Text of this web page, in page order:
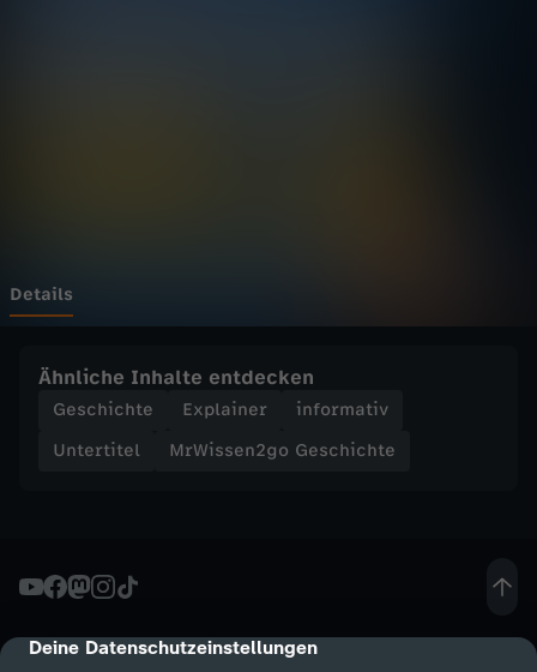
cmp-dialog-description
Deine Datenschutzeinstellungen
e
c
c
h
Details
Ähnliche Inhalte entdecken
Geschichte Explainer
informativ
Untertitel
MrWissen2go Geschichte